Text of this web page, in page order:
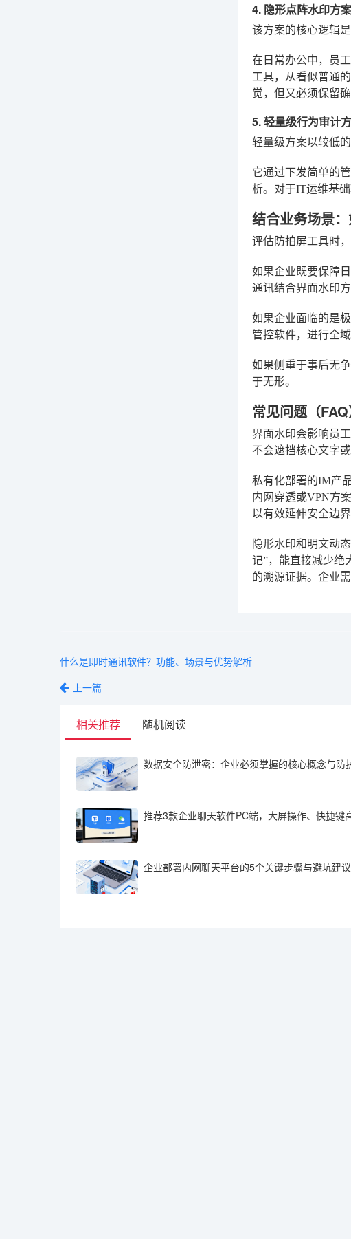
4. 隐形点阵水印方
该方案的核心逻辑
在日常办公中，员
工具，从看似普通
觉，但又必须保留
5. 轻量级行为审计
轻量级方案以较低
它通过下发简单的
析。对于IT运维基
结合业务场景
评估防拍屏工具时
如果企业既要保障
通讯结合界面水印
如果企业面临的是
管控软件，进行全域
如果侧重于事后无
于无形。
常见问题（FAQ
界面水印会影响员
不会遮挡核心文字
私有化部署的IM产
内网穿透或VPN方
以有效延伸安全边界
隐形水印和明文动
记”，能直接减少绝
的溯源证据。企业
什么是即时通讯软件？功能、场景与优势解析
上一篇
相关推荐 随机阅读
推荐3款企业聊天软件PC端，大屏操作、快捷键
企业部署内网聊天平台的5个关键步骤与避坑建议